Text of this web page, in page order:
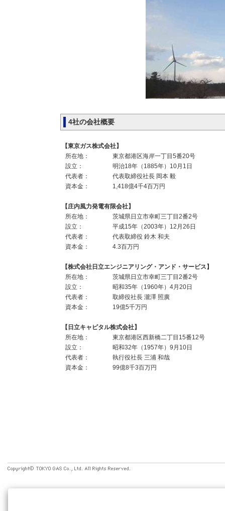
4社の会社概要
【東京ガス株式会社】
所在地：
東京都港区海岸一丁目5番20号
設立：
明治18年（1885年）10月1日
代表者：
代表取締役社長 岡本 毅
資本金：
1,418億4千4百万円
【庄内風力発電有限会社】
所在地：
茨城県日立市幸町三丁目2番2号
設立：
平成15年（2003年）12月26日
代表者：
代表取締役 鈴木 和夫
資本金：
4.3百万円
【株式会社日立エンジニアリング・アンド・サービス】
所在地：
茨城県日立市幸町三丁目2番2号
設立：
昭和35年（1960年）4月20日
代表者：
取締役社長 瀧澤 照廣
資本金：
19億5千万円
【日立キャピタル株式会社】
所在地：
東京都港区西新橋二丁目15番12号
設立：
昭和32年（1957年）9月10日
代表者：
執行役社長 三浦 和哉
資本金：
99億8千3百万円